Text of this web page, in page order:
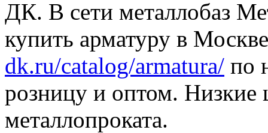
ДК. В сети металлобаз
купить арматуру в
dk.ru/catalog/armatura/ по
розницу и оптом. Низкие
металлопроката.